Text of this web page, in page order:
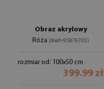
Obraz akrylowy
Róża (#oah-95876705)
rozmiar od: 100x50 cm
399.99 zł